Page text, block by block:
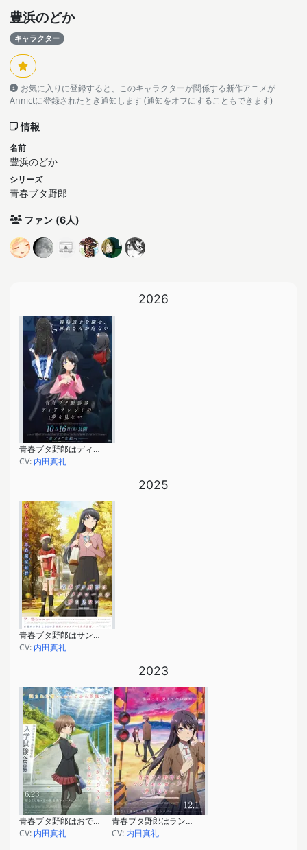
豊浜のどか
キャラクター
お気に入りに登録すると、このキャラクターが関係する新作アニメが
Annictに登録されたとき通知します (通知をオフにすることもできます)
情報
名前
豊浜のどか
シリーズ
青春ブタ野郎
ファン (6人)
2026
青春ブタ野郎はディアフレンドの夢を見ない
CV: 内田真礼
2025
青春ブタ野郎はサンタクロースの夢を見ない
CV: 内田真礼
2023
青春ブタ野郎はおでかけシスターの夢を見ない
CV: 内田真礼
青春ブタ野郎はランドセルガールの夢を見ない
CV: 内田真礼